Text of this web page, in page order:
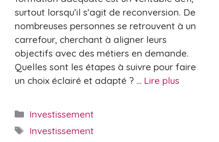
surtout lorsqu’il s’agit de reconversion. De
nombreuses personnes se retrouvent à un
carrefour, cherchant à aligner leurs
objectifs avec des métiers en demande.
Quelles sont les étapes à suivre pour faire
un choix éclairé et adapté ? … Lire plus
Catégories
Investissement
Étiquettes
Investissement